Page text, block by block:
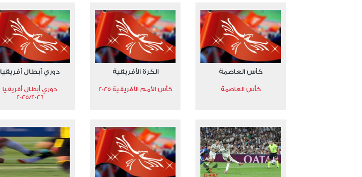
كأس العاصمة
كأس العاصمة
الكرة الأفريقية
كأس الأمم الأفريقية 2025
دوري أبطال أفريقيا
دوري أبطال أفريقيا
2025/2026